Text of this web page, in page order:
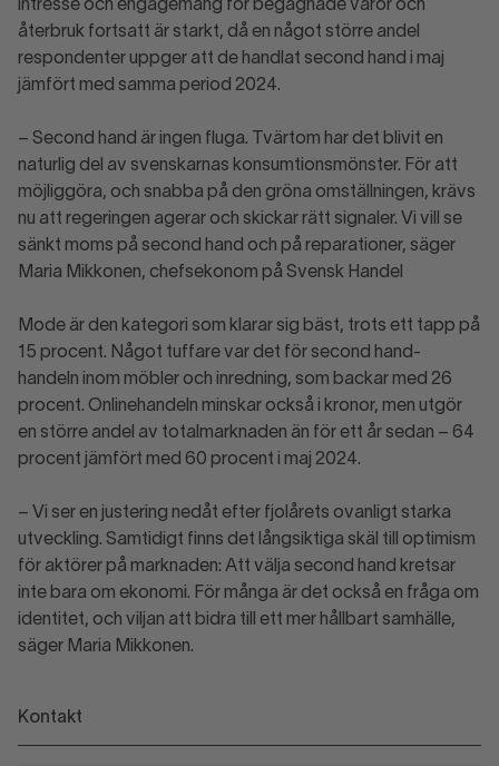
intresse och engagemang för begagnade varor och
återbruk fortsatt är starkt, då en något större andel
respondenter uppger att de handlat second hand i maj
jämfört med samma period 2024.
– Second hand är ingen fluga. Tvärtom har det blivit en
naturlig del av svenskarnas konsumtionsmönster. För att
möjliggöra, och snabba på den gröna omställningen, krävs
nu att regeringen agerar och skickar rätt signaler. Vi vill se
sänkt moms på second hand och på reparationer, säger
Maria Mikkonen, chefsekonom på Svensk Handel
Mode är den kategori som klarar sig bäst, trots ett tapp på
15 procent. Något tuffare var det för second hand-
handeln inom möbler och inredning, som backar med 26
procent. Onlinehandeln minskar också i kronor, men utgör
en större andel av totalmarknaden än för ett år sedan – 64
procent jämfört med 60 procent i maj 2024.
– Vi ser en justering nedåt efter fjolårets ovanligt starka
utveckling. Samtidigt finns det långsiktiga skäl till optimism
för aktörer på marknaden: Att välja second hand kretsar
inte bara om ekonomi. För många är det också en fråga om
identitet, och viljan att bidra till ett mer hållbart samhälle,
säger Maria Mikkonen.
Kontakt